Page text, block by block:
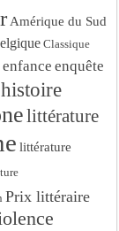
Amérique du Sud
Classique
enfance enquête
histoire
littérature
littérature
Prix littéraire